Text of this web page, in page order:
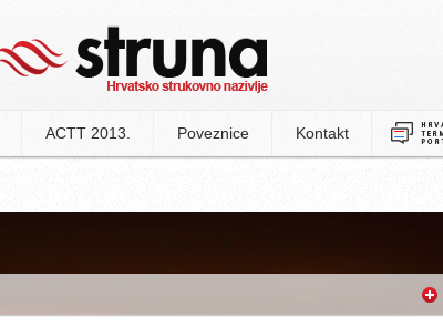
ACTT 2013. Poveznice Kontakt